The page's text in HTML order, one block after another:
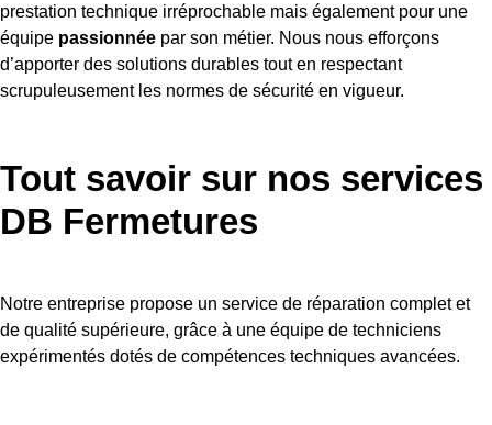
prestation technique irréprochable mais également pour une
équipe passionnée par son métier. Nous nous efforçons
d’apporter des solutions durables tout en respectant
scrupuleusement les normes de sécurité en vigueur.
Tout savoir sur nos services
DB Fermetures
Notre entreprise propose un service de réparation complet et
de qualité supérieure, grâce à une équipe de techniciens
expérimentés dotés de compétences techniques avancées.